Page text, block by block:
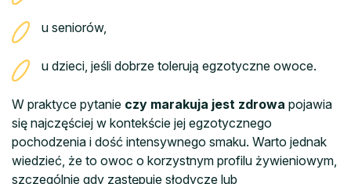
u seniorów,
u dzieci, jeśli dobrze tolerują egzotyczne owoce.
W praktyce pytanie czy marakuja jest zdrowa pojawia
się najczęściej w kontekście jej egzotycznego
pochodzenia i dość intensywnego smaku. Warto jednak
wiedzieć, że to owoc o korzystnym profilu żywieniowym,
szczególnie gdy zastępuje słodycze lub